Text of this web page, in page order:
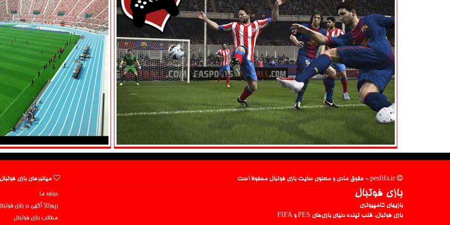
بازی فوتبال
بازیهای کامپیوتری
بازی فوتبال، قلب تپنده دنیای بازی‌های PES و FIFA
میانبرهای بازی
درباره ما
رپورتاژ آگهی در بازی
مطالب بازی فوتبال